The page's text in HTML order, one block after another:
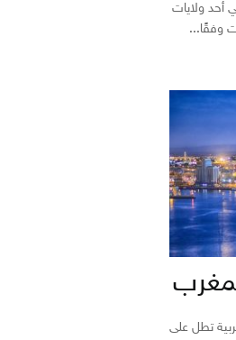
أحد ولايات
وفقًا...
تطل على